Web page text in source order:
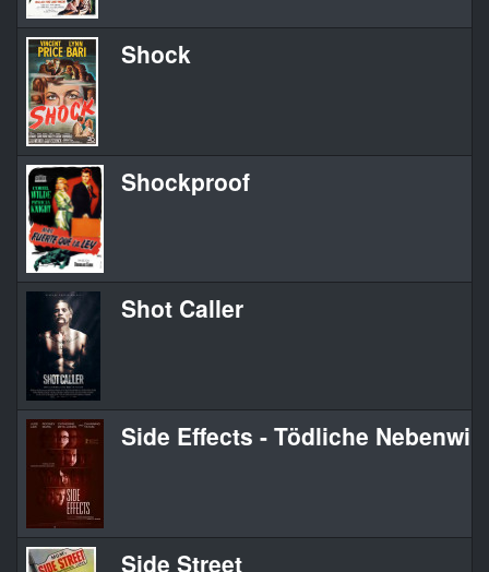
Shock
Shockproof
Shot Caller
Side Effects - Tödliche
Side Street